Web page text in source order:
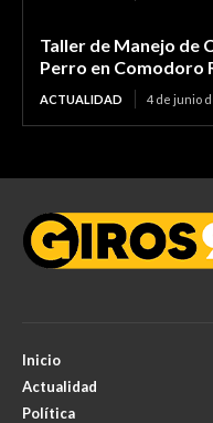
Taller de Manejo de
Perro en Comodoro
ACTUALIDAD 4 de junio
Inicio
Actualidad
Política